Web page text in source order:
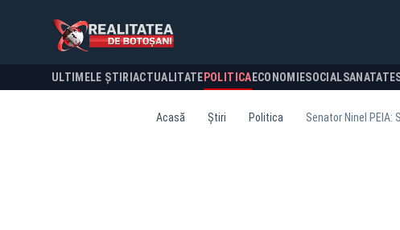
ULTIMELE ȘTIRI ACTUALITATE POLITICA ECONOMIESOCIALSANATATE
Acasă Știri Politica Senator Ninel